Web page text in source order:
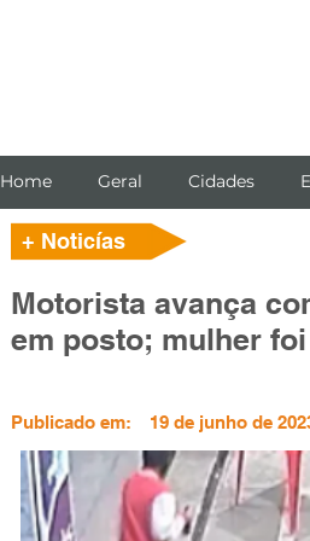
Home Geral Cidades
+ Noticías
Motorista avança
em posto; mulher
Publicado em: 19 de junho de